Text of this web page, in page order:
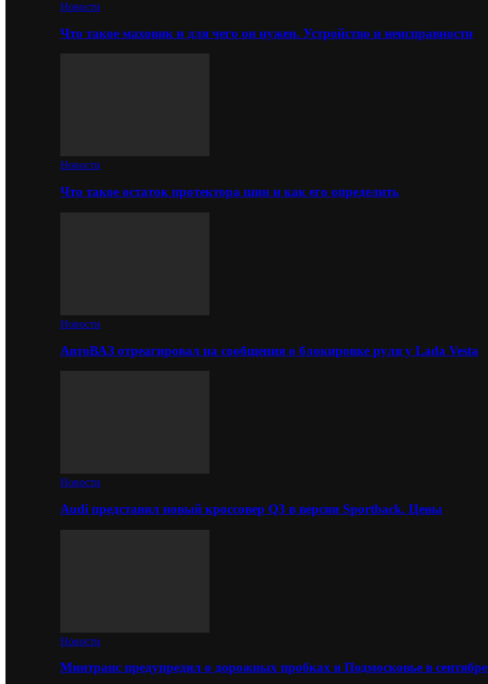
Новости
Что такое маховик и для чего он нужен. Устройство и неисправности
Новости
Что такое остаток протектора шин и как его определить
Новости
АвтоВАЗ отреагировал на сообщения о блокировке руля у Lada Vesta
Новости
Audi представил новый кроссовер Q3 в версии Sportback. Цены
Новости
Минтранс предупредил о дорожных пробках в Подмосковье в сентябре